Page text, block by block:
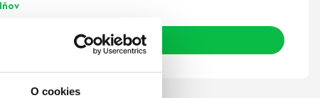
O cookies
Zobraziť detail